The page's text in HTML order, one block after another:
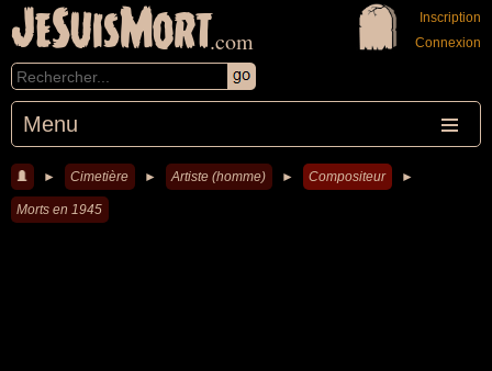
JeSuisMort.com
Menu
Inscription
Connexion
► Cimetière ► Artiste (homme) ► Compositeur ►
Morts en 1945